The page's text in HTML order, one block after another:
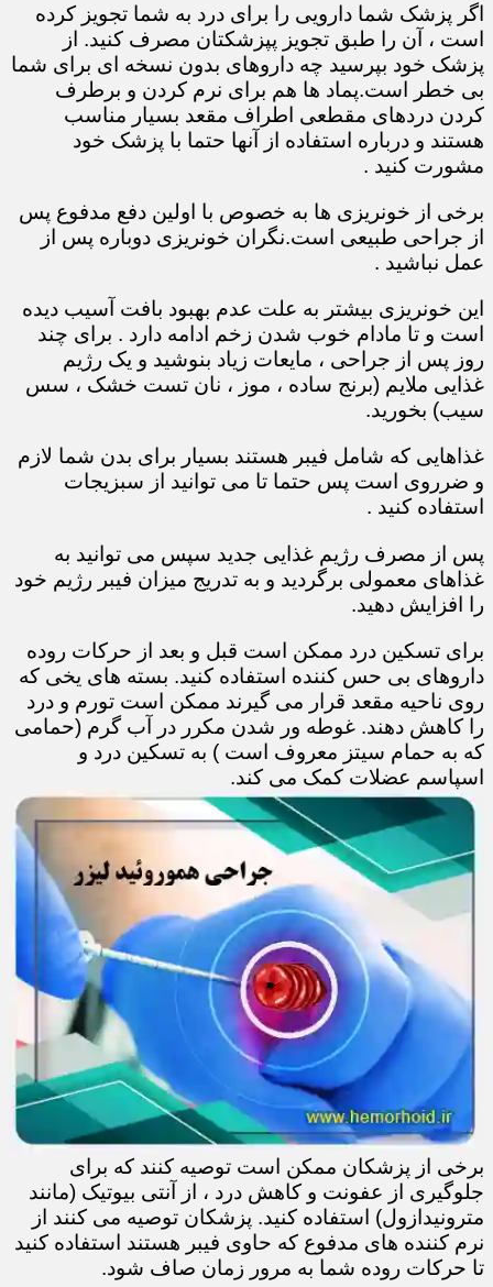
اگر پزشک شما دارویی را برای درد به شما تجویز کرده
است ، آن را طبق تجویز پپزشکتان مصرف کنید. از
پزشک خود بپرسید چه داروهای بدون نسخه ای برای شما
بی خطر است.پماد ها هم برای نرم کردن و برطرف
کردن دردهای مقطعی اطراف مقعد بسیار مناسب
هستند و درباره استفاده از آنها حتما با پزشک خود
مشورت کنید .
برخی از خونریزی ها به خصوص با اولین دفع مدفوع پس
از جراحی طبیعی است.نگران خونریزی دوباره پس از
عمل نباشید .
این خونریزی بیشتر به علت عدم بهبود بافت آسیب دیده
است و تا مادام خوب شدن زخم ادامه دارد . برای چند
روز پس از جراحی ، مایعات زیاد بنوشید و یک رژیم
غذایی ملایم (برنج ساده ، موز ، نان تست خشک ، سس
سیب) بخورید.
غذاهایی که شامل فیبر هستند بسیار برای بدن شما لازم
و ضرروی است پس حتما تا می توانید از سبزیجات
استفاده کنید .
پس از مصرف رژیم غذایی جدید سپس می توانید به
غذاهای معمولی برگردید و به تدریج میزان فیبر رژیم خود
را افزایش دهید.
برای تسکین درد ممکن است قبل و بعد از حرکات روده
داروهای بی حس کننده استفاده کنید. بسته های یخی که
روی ناحیه مقعد قرار می گیرند ممکن است تورم و درد
را کاهش دهند. غوطه ور شدن مکرر در آب گرم (حمامی
که به حمام سیتز معروف است ) به تسکین درد و
اسپاسم عضلات کمک می کند.
برخی از پزشکان ممکن است توصیه کنند که برای
جلوگیری از عفونت و کاهش درد ، از آنتی بیوتیک (مانند
مترونیدازول) استفاده کنید. پزشکان توصیه می کنند از
نرم کننده های مدفوع که حاوی فیبر هستند استفاده کنید
تا حرکات روده شما به مرور زمان صاف شود.